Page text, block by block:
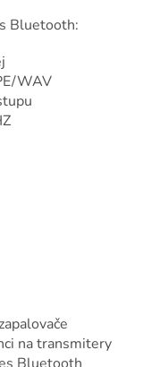
Bluetooth:
WAV
na transmitery